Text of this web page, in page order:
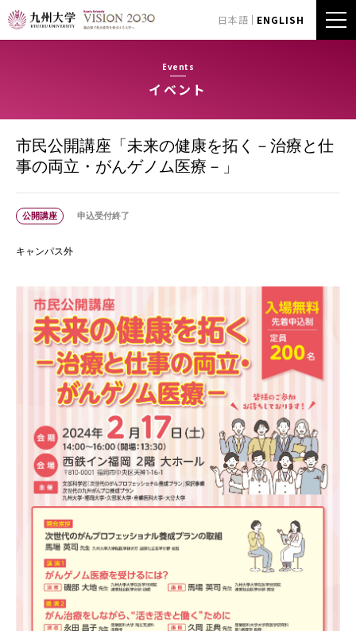
日本語 ENGLISH
Events
イベント
市民公開講座「未来の健康を拓く－治療と仕
事の両立・がんゲノム医療－」
公開講座 申込受付終了
キャンパス外